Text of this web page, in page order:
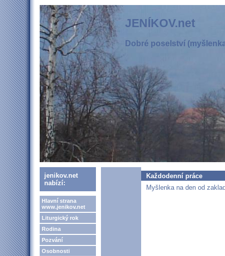
JENÍKOV.net
Dobré poselství
jenikov.net
nabízí:
Hlavní strana
www.jenikov.net
Liturgický rok
Rodina
Pozvání
Osobnosti
Každodenní práce
Myšlenka na den od